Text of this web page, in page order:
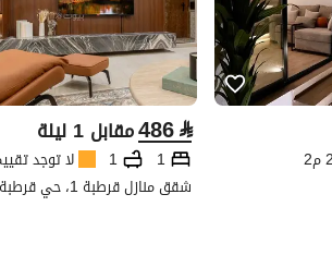
⃁
486مقابل 1 ليلة
1
1 لا توجد